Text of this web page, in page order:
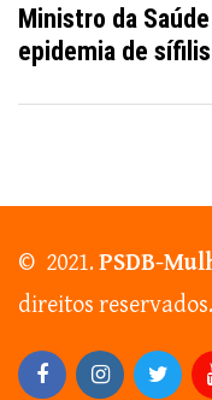
Ministro da
epidemia de sífilis
© 2021.PSDB-
direitos reservados.